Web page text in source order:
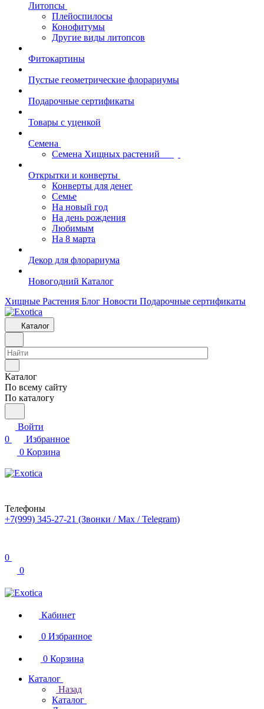
Литопсы
Плейоспилосы
Конофитумы
Другие виды литопсов
Фитокартины
Пустые геометрические флорариумы
Подарочные сертификаты
Товары с уценкой
Семена
Семена Хищных растений
Открытки и конверты
Конверты для денег
Семье
На новый год
На день рождения
Любимым
На 8 марта
Декор для флорариума
Новогодний Каталог
Хищные Растения Блог Новости Подарочные сертификаты
Каталог
Каталог
По всему сайту
По каталогу
Войти
0
Избранное
0 Корзина
Телефоны
+7(999) 345-27-21 (Звонки / Max / Telegram)
0
0
Кабинет
0 Избранное
0 Корзина
Каталог
Назад
Каталог